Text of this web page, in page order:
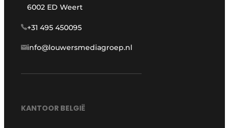
6002 ED Weert
+31 495 450095
info@louwersmediagroep.nl
KANTOOR BELGIË